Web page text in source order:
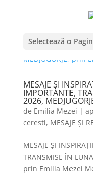
Selectează o
MESAJE ȘI
IMPORTANTE,
2026,
de Emilia Mezei |
ceresti, MESAJE ȘI
MESAJE ȘI
TRANSMISE ÎN
prin Emilia Mezei